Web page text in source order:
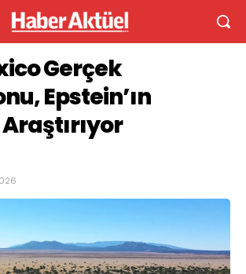
Gerçek
Epstein’ın